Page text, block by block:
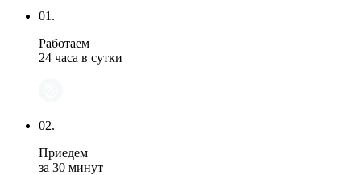
01.
Работаем
24 часа в сутки
02.
Приедем
за 30 минут